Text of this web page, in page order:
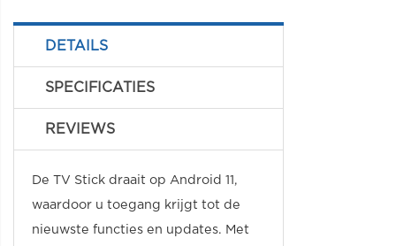
DETAILS
SPECIFICATIES
REVIEWS
De TV Stick draait op Android 11,
waardoor u toegang krijgt tot de
nieuwste functies en updates. Met